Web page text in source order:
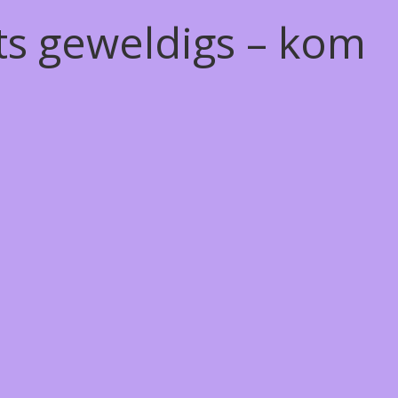
geweldigs – kom